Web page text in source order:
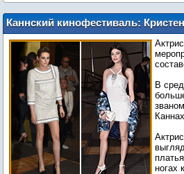
Каннский кинофестиваль: Кристен
Стюарт щеголяет ножками в
жемчужном платье на ужине
В
ногах